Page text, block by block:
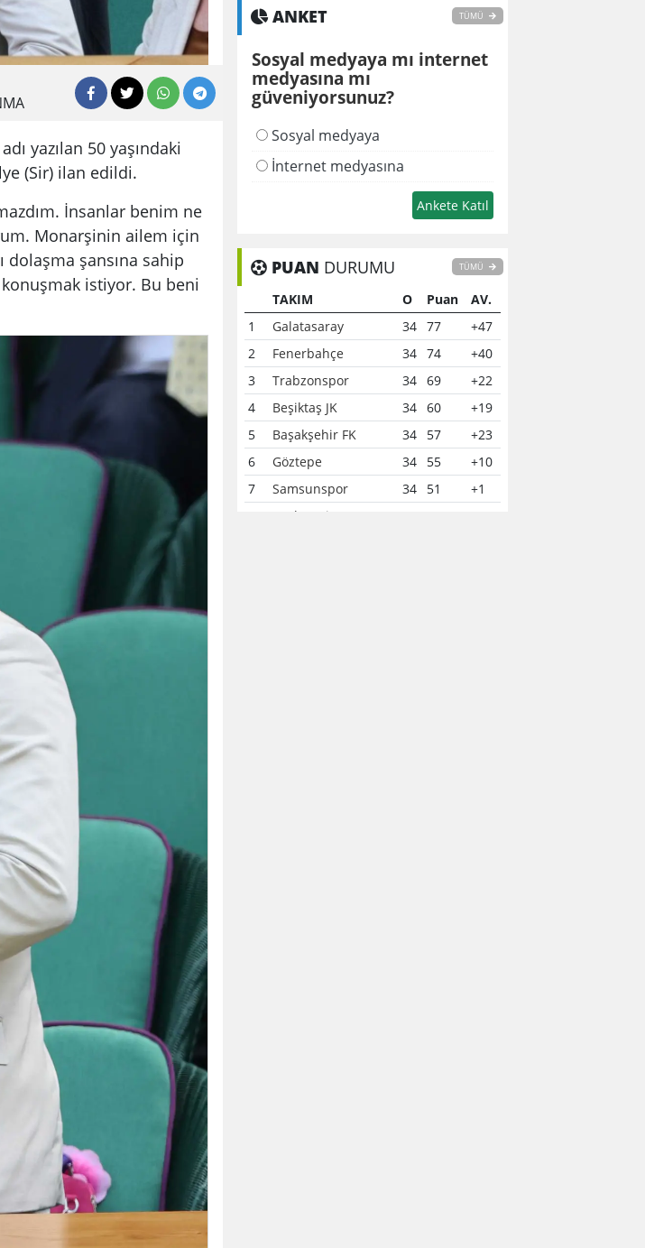
adı yazılan 50 yaşındaki
(Sir) ilan edildi.
İnsanlar benim ne
Monarşinin ailem için
şansına sahip
konuşmak istiyor. Bu beni
ANKET TÜMÜ
Sosyal medyaya mı internet
medyasına mı
güveniyorsunuz?
Sosyal medyaya
İnternet medyasına
PUAN DURUMU TÜMÜ
TAKIM O Puan
AV.
1
Galatasaray 34 77
+47
2
Fenerbahçe 34 74
+40
3
Trabzonspor 34 69
+22
4
Beşiktaş JK 34 60
+19
5
Başakşehir FK 34 57
+23
6
Göztepe 34 55
+10
7
Samsunspor 34 51
+1
Çaykur Rizespor